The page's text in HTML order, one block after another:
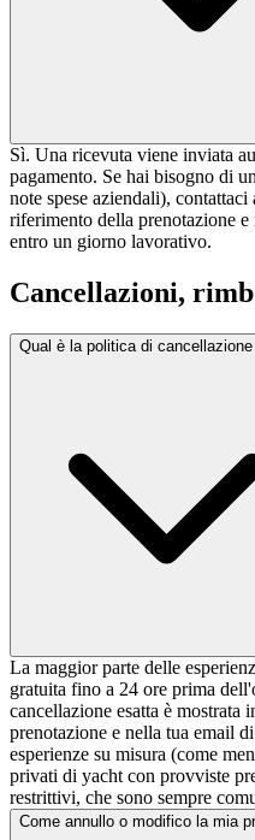
Sì. Una ricevuta viene inviata
pagamento. Se hai bisogno di
note spese aziendali),
riferimento della prenotazione
entro un giorno lavorativo.
Cancellazioni,
Qual è la politica di
La maggior parte delle
gratuita fino a 24 ore prima
cancellazione esatta è mostrata
prenotazione e nella tua email
esperienze su misura (come
privati di yacht con provviste
restrittivi, che sono sempre
Come annullo o modifico la mia